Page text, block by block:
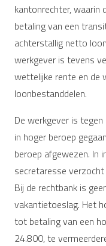
kantonrechter, waarin
betaling van een
achterstallig netto
werkgever is tevens
wettelijke rente en de
loonbestanddelen.
De werkgever is
in hoger beroep
beroep afgewezen. In
secretaresse
Bij de rechtbank is
vakantietoeslag. Het
tot betaling van een
24.800, te